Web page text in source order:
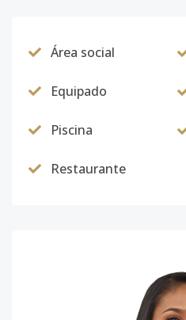
Área social
Equipado
Piscina
Restaurante